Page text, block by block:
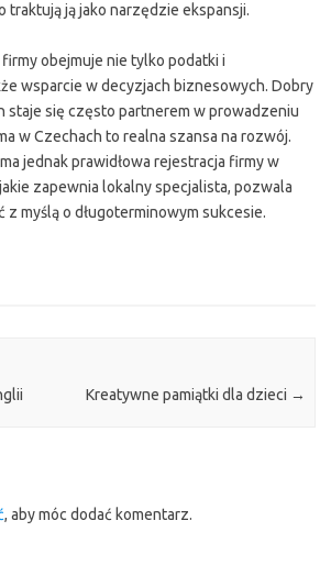
ją jako narzędzie ekspansji.
obejmuje nie tylko podatki i
wsparcie w decyzjach biznesowych. Dobry
staje się często partnerem w prowadzeniu
w Czechach to realna szansa na rozwój.
jednak prawidłowa rejestracja firmy w
zapewnia lokalny specjalista, pozwala
z myślą o długoterminowym sukcesie.
Kreatywne pamiątki dla dzieci →
, aby móc dodać komentarz.